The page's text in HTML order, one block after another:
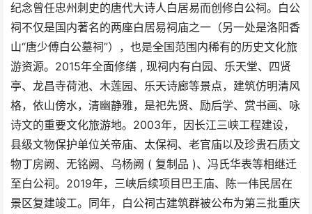
纪念曾任忠州刺史的唐代大诗人白居易而创修白公祠。白公
祠不仅是国内著名的两座白居易祠庙之一（另一处是洛阳香
山“唐少傅白公墓祠”），也是全国范围内稀有的历史文化旅
游资源。 2015年全面修缮 , 现祠内有白园、乐天堂、四贤
亭、龙昌寺荷池、木莲园、乐天诗廊等景点，建筑仿明清风
格， 依山傍水，清幽静雅，是祀先贤、励后学、赏书画、咏
诗文的重要文化旅游地。 2003年，因长江三峡工程建设，
县级文物保护单位关帝庙、太保祠、老官庙以及珍贵石质文
物丁房阙、无铭阙、乌杨阙 ( 复制品 )、冯氏华表等相继迁
至白公祠。 2019年，三峡后续项目巴王庙、陈一伟民居在
景区复建竣工。同年，白公祠古建筑群被公布为第三批重庆